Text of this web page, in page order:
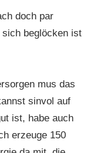
doch par
beglöcken ist
mus das
sinvol auf
ist, habe auch
erzeuge 150